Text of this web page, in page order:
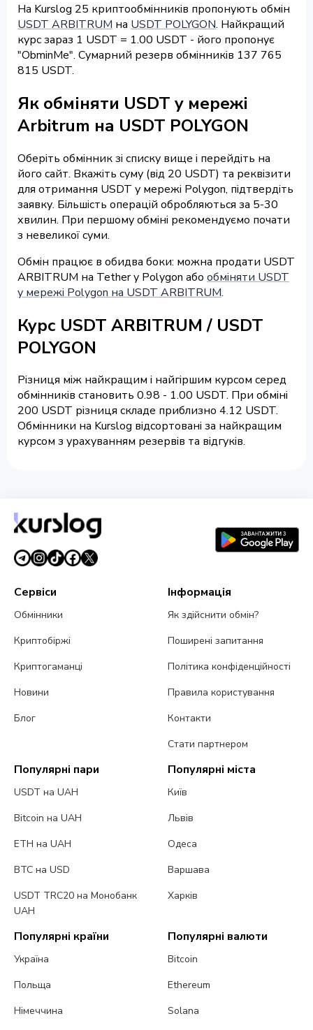
На Kurslog 25 криптообмінників пропонують обмін
USDT ARBITRUM на USDT POLYGON. Найкращий
курс зараз 1 USDT = 1.00 USDT - його пропонує
"ObminMe". Сумарний резерв обмінників 137 765
815 USDT.
Як обміняти USDT у мережі
Arbitrum на USDT POLYGON
Оберіть обмінник зі списку вище і перейдіть на
його сайт. Вкажіть суму (від 20 USDT) та реквізити
для отримання USDT у мережі Polygon, підтвердіть
заявку. Більшість операцій обробляються за 5-30
хвилин. При першому обміні рекомендуємо почати
з невеликої суми.
Обмін працює в обидва боки: можна продати USDT
ARBITRUM на Tether у Polygon або обміняти USDT
у мережі Polygon на USDT ARBITRUM.
Курс USDT ARBITRUM / USDT
POLYGON
Різниця між найкращим і найгіршим курсом серед
обмінників становить 0.98 - 1.00 USDT. При обміні
200 USDT різниця складе приблизно 4.12 USDT.
Обмінники на Kurslog відсортовані за найкращим
курсом з урахуванням резервів та відгуків.
Сервіси
Обмінники
Криптобіржі
Криптогаманці
Новини
Блог
Інформація
Як здійснити обмін?
Поширені запитання
Політика конфіденційності
Правила користування
Контакти
Стати партнером
Популярні пари
USDT на UAH
Bitcoin на UAH
ETH на UAH
BTC на USD
USDT TRC20 на Монобанк
UAH
Популярні міста
Київ
Львів
Одеса
Варшава
Харків
Популярні країни
Україна
Польща
Німеччина
Популярні валюти
Bitcoin
Ethereum
Solana